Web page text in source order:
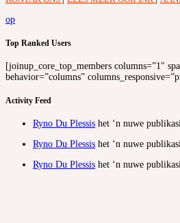
op
Top Ranked Users
[joinup_core_top_members columns=”1″
behavior=”columns”
Activity Feed
Ryno Du Plessis het ‘n nuwe
Ryno Du Plessis het ‘n nuwe
Ryno Du Plessis het ‘n nuwe